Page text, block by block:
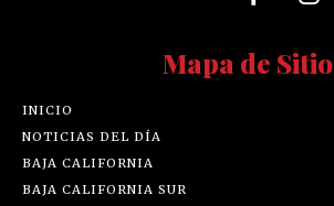
Mapa de Sitio
INICIO
NOTICIAS DEL DÍA
BAJA CALIFORNIA
BAJA CALIFORNIA SUR